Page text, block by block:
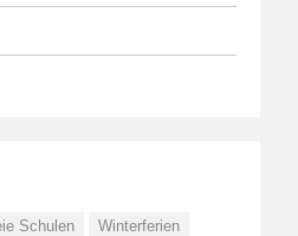
Schulen
Winterferien